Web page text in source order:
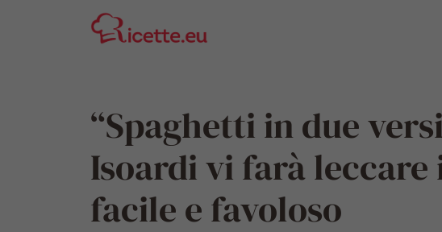
“Spaghetti in due
Isoardi vi farà
facile e favoloso